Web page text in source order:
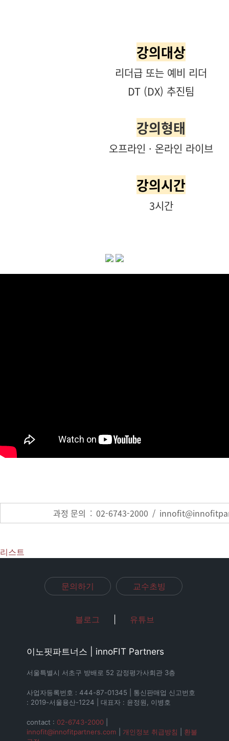
강의대상
리더급 또는 예비 리더
DT (DX) 추진팀
강의형태
오프라인 · 온라인 라이브
강의시간
3시간
과정 문의 : 02-6743-2000 /
리스트
문의하기 교수초빙
블로그 유튜브
이노핏파트너스 | innoFIT Partners
서울특별시 서초구 방배로 52 감정평가사회관 3층
사업자등록번호 : 444-87-01345 | 통신판매업 신고번호
: 2019-서울용산-1224 | 대표자 : 윤정원, 이병호
contact : 02-6743-2000
innofit@innofitpartners.com
개인정보 취급방침
환불